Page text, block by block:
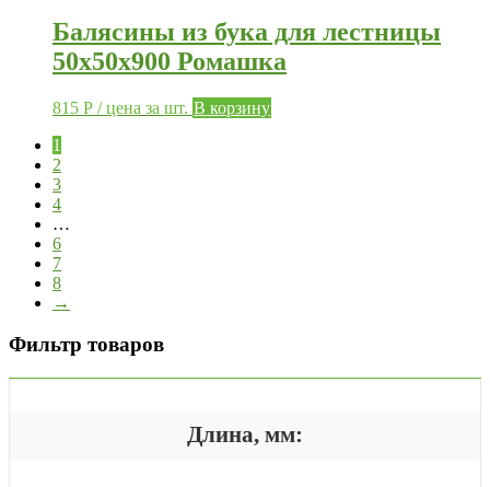
Балясины из бука для лестницы
50х50х900 Ромашка
815 Р / цена за шт. В корзину
1
2
3
4
…
6
7
8
→
Фильтр товаров
Длина, мм: